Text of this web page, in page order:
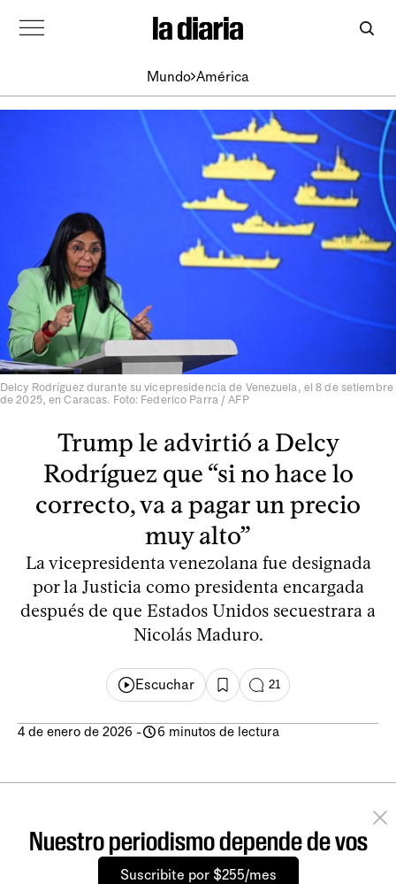
Mundo América
Delcy Rodríguez durante su vicepresidencia de Venezuela, el 8 de setiembre
de 2025, en Caracas. Foto: Federico Parra / AFP
Trump le advirtió a Delcy
Rodríguez que “si no hace lo
correcto, va a pagar un precio
muy alto”
La vicepresidenta venezolana fue designada
por la Justicia como presidenta encargada
después de que Estados Unidos secuestrara a
Nicolás Maduro.
Escuchar 21
4 de enero de 2026 - 6 minutos de lectura
Nuestro periodismo depende de vos
Suscribite por $255/mes